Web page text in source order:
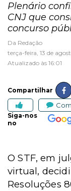
Plenário
CNJ que
concurso
Da Redação
terça-feira, 13 de
Atualizado às 16:01
Compartilhar
Siga-nos
no
O STF, em
virtual,
Resoluções